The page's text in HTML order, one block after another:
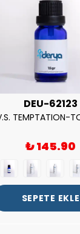
DEU-62123
₺ 145.90
SEPETE EKLE